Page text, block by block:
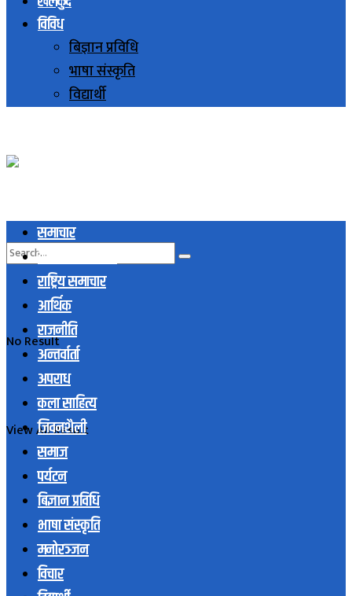
विविध
बिज्ञान प्रविधि
भाषा संस्कृति
विद्यार्थी
No Result
View All Result
समाचार
स्थानिय समाचार
राष्ट्रिय समाचार
आर्थिक
राजनीति
अन्तर्वार्ता
अपराध
कला साहित्य
जिवनशैली
समाज
पर्यटन
बिज्ञान प्रविधि
भाषा संस्कृति
मनोरञ्जन
विचार